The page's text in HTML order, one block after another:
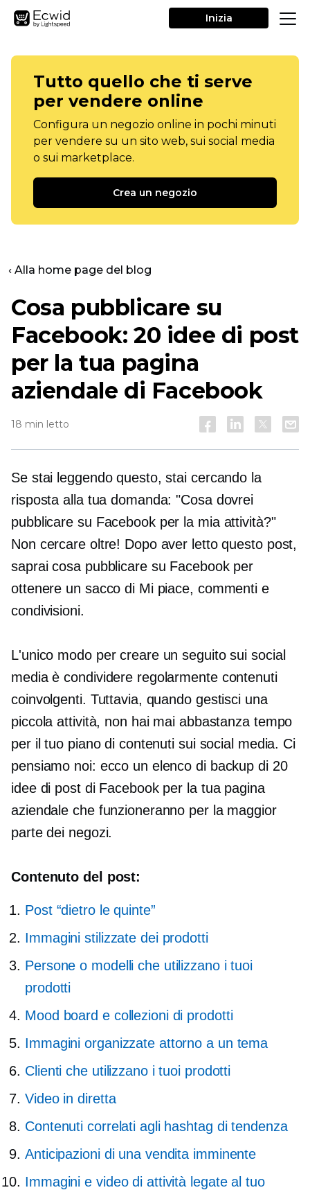
Inizia
Tutto quello che ti serve
per vendere online
Configura un negozio online in pochi minuti
per vendere su un sito web, sui social media
o sui marketplace.
Crea un negozio
‹ Alla home page del blog
Cosa pubblicare su
Facebook: 20 idee di post
per la tua pagina
aziendale di Facebook
18 min letto
Se stai leggendo questo, stai cercando la
risposta alla tua domanda: "Cosa dovrei
pubblicare su Facebook per la mia attività?"
Non cercare oltre! Dopo aver letto questo post,
saprai cosa pubblicare su Facebook per
ottenere un sacco di Mi piace, commenti e
condivisioni.
L'unico modo per creare un seguito sui social
media è condividere regolarmente contenuti
coinvolgenti. Tuttavia, quando gestisci una
piccola attività, non hai mai abbastanza tempo
per il tuo piano di contenuti sui social media. Ci
pensiamo noi: ecco un elenco di backup di 20
idee di post di Facebook per la tua pagina
aziendale che funzioneranno per la maggior
parte dei negozi.
Contenuto del post:
Post “dietro le quinte”
Immagini stilizzate dei prodotti
Persone o modelli che utilizzano i tuoi
prodotti
Mood board e collezioni di prodotti
Immagini organizzate attorno a un tema
Clienti che utilizzano i tuoi prodotti
Video in diretta
Contenuti correlati agli hashtag di tendenza
Anticipazioni di una vendita imminente
Immagini e video di attività legate al tuo